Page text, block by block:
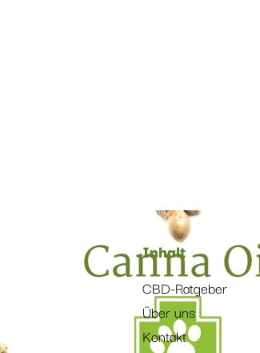
Inhalt
CBD-Ratgeber
Über uns
Kontakt